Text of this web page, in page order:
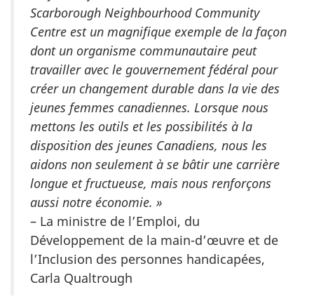
Scarborough Neighbourhood Community
Centre est un magnifique exemple de la façon
dont un organisme communautaire peut
travailler avec le gouvernement fédéral pour
créer un changement durable dans la vie des
jeunes femmes canadiennes. Lorsque nous
mettons les outils et les possibilités à la
disposition des jeunes Canadiens, nous les
aidons non seulement à se bâtir une carrière
longue et fructueuse, mais nous renforçons
aussi notre économie. »
– La ministre de l’Emploi, du
Développement de la main-d’œuvre et de
l’Inclusion des personnes handicapées,
Carla Qualtrough